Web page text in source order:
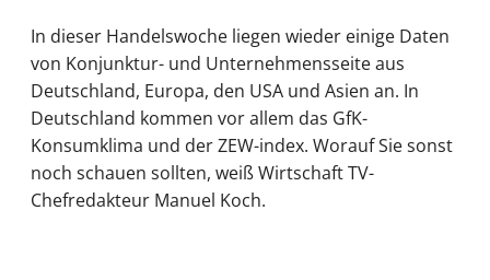
In dieser Handelswoche liegen wieder einige Daten
von Konjunktur- und Unternehmensseite aus
Deutschland, Europa, den USA und Asien an. In
Deutschland kommen vor allem das GfK-
Konsumklima und der ZEW-index. Worauf Sie sonst
noch schauen sollten, weiß Wirtschaft TV-
Chefredakteur Manuel Koch.